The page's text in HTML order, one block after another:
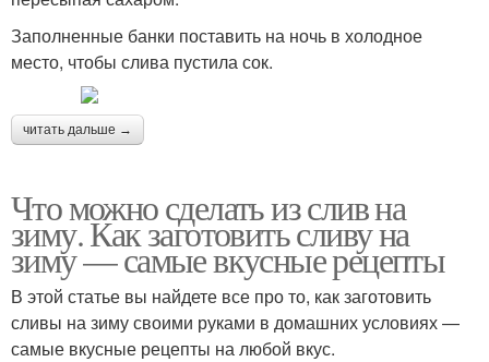
Заполненные банки поставить на ночь в холодное
место, чтобы слива пустила сок.
читать дальше →
Что можно сделать из слив на
зиму. Как заготовить сливу на
зиму — самые вкусные рецепты
В этой статье вы найдете все про то, как заготовить
сливы на зиму своими руками в домашних условиях —
самые вкусные рецепты на любой вкус.